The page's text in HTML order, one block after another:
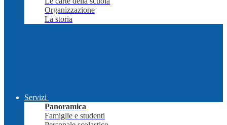
Organizzazione
La storia
Servizi
Panoramica
Famiglie e studenti